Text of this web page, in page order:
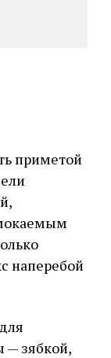
приметой
наперебой
— зябкой,